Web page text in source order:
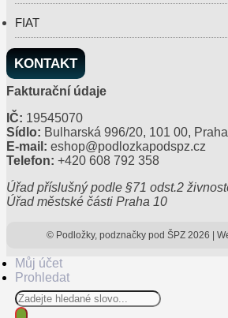
FIAT
KONTAKT
Fakturační údaje
IČ: 19545070
Sídlo: Bulharská 996/20, 101 00,
E-mail: eshop@podlozkapodspz.cz
Telefon: +420 608 792 358
Úřad příslušný podle §71 odst.2
Úřad městské části Praha 10
© Podložky, podznačky pod ŠPZ 2026 |
Můj účet
Prohledat
Products
search